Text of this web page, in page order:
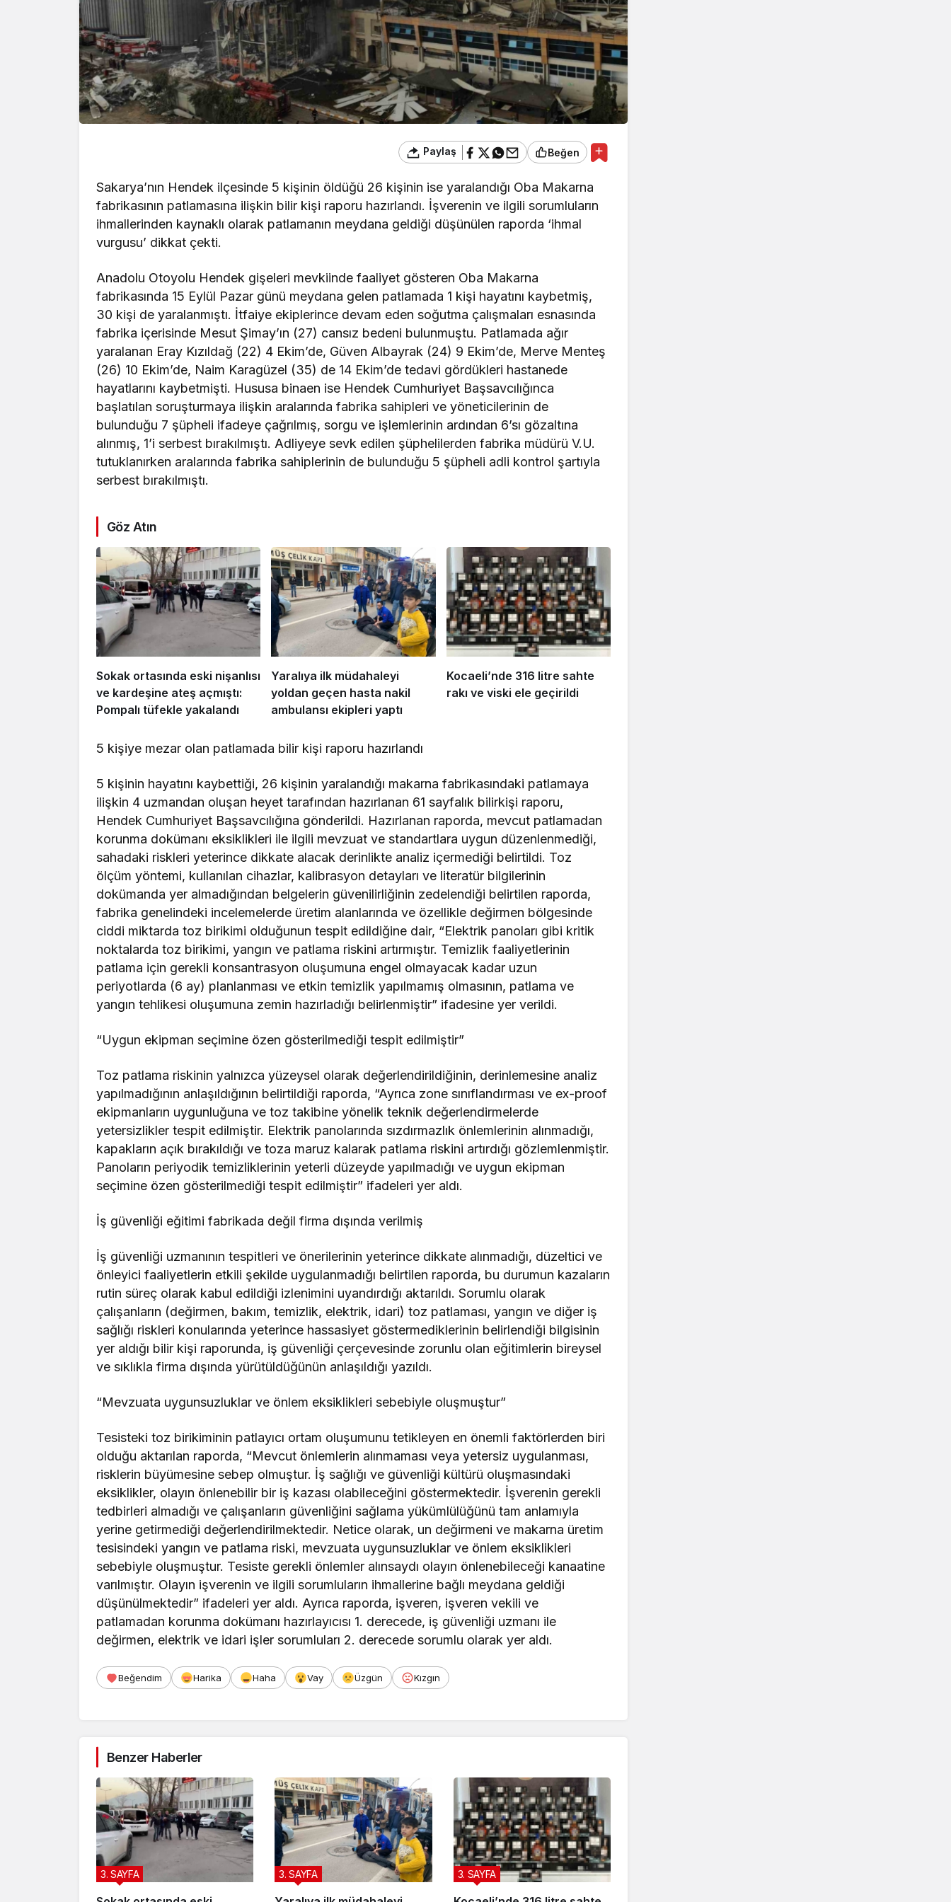
Paylaş Beğen
Sakarya’nın Hendek ilçesinde 5 kişinin öldüğü 26 kişinin ise yaralandığı Oba Makarna
fabrikasının patlamasına ilişkin bilir kişi raporu hazırlandı. İşverenin ve ilgili sorumluların
ihmallerinden kaynaklı olarak patlamanın meydana geldiği düşünülen raporda ‘ihmal
vurgusu’ dikkat çekti.
Anadolu Otoyolu Hendek gişeleri mevkiinde faaliyet gösteren Oba Makarna
fabrikasında 15 Eylül Pazar günü meydana gelen patlamada 1 kişi hayatını kaybetmiş,
30 kişi de yaralanmıştı. İtfaiye ekiplerince devam eden soğutma çalışmaları esnasında
fabrika içerisinde Mesut Şimay’ın (27) cansız bedeni bulunmuştu. Patlamada ağır
yaralanan Eray Kızıldağ (22) 4 Ekim’de, Güven Albayrak (24) 9 Ekim’de, Merve Menteş
(26) 10 Ekim’de, Naim Karagüzel (35) de 14 Ekim’de tedavi gördükleri hastanede
hayatlarını kaybetmişti. Hususa binaen ise Hendek Cumhuriyet Başsavcılığınca
başlatılan soruşturmaya ilişkin aralarında fabrika sahipleri ve yöneticilerinin de
bulunduğu 7 şüpheli ifadeye çağrılmış, sorgu ve işlemlerinin ardından 6’sı gözaltına
alınmış, 1’i serbest bırakılmıştı. Adliyeye sevk edilen şüphelilerden fabrika müdürü V.U.
tutuklanırken aralarında fabrika sahiplerinin de bulunduğu 5 şüpheli adli kontrol şartıyla
serbest bırakılmıştı.
Göz Atın
Sokak ortasında eski nişanlısı
ve kardeşine ateş açmıştı:
Pompalı tüfekle yakalandı
Yaralıya ilk müdahaleyi
yoldan geçen hasta nakil
ambulansı ekipleri yaptı
Kocaeli’nde 316 litre sahte
rakı ve viski ele geçirildi
5 kişiye mezar olan patlamada bilir kişi raporu hazırlandı
5 kişinin hayatını kaybettiği, 26 kişinin yaralandığı makarna fabrikasındaki patlamaya
ilişkin 4 uzmandan oluşan heyet tarafından hazırlanan 61 sayfalık bilirkişi raporu,
Hendek Cumhuriyet Başsavcılığına gönderildi. Hazırlanan raporda, mevcut patlamadan
korunma dokümanı eksiklikleri ile ilgili mevzuat ve standartlara uygun düzenlenmediği,
sahadaki riskleri yeterince dikkate alacak derinlikte analiz içermediği belirtildi. Toz
ölçüm yöntemi, kullanılan cihazlar, kalibrasyon detayları ve literatür bilgilerinin
dokümanda yer almadığından belgelerin güvenilirliğinin zedelendiği belirtilen raporda,
fabrika genelindeki incelemelerde üretim alanlarında ve özellikle değirmen bölgesinde
ciddi miktarda toz birikimi olduğunun tespit edildiğine dair, “Elektrik panoları gibi kritik
noktalarda toz birikimi, yangın ve patlama riskini artırmıştır. Temizlik faaliyetlerinin
patlama için gerekli konsantrasyon oluşumuna engel olmayacak kadar uzun
periyotlarda (6 ay) planlanması ve etkin temizlik yapılmamış olmasının, patlama ve
yangın tehlikesi oluşumuna zemin hazırladığı belirlenmiştir” ifadesine yer verildi.
“Uygun ekipman seçimine özen gösterilmediği tespit edilmiştir”
Toz patlama riskinin yalnızca yüzeysel olarak değerlendirildiğinin, derinlemesine analiz
yapılmadığının anlaşıldığının belirtildiği raporda, “Ayrıca zone sınıflandırması ve ex-proof
ekipmanların uygunluğuna ve toz takibine yönelik teknik değerlendirmelerde
yetersizlikler tespit edilmiştir. Elektrik panolarında sızdırmazlık önlemlerinin alınmadığı,
kapakların açık bırakıldığı ve toza maruz kalarak patlama riskini artırdığı gözlemlenmiştir.
Panoların periyodik temizliklerinin yeterli düzeyde yapılmadığı ve uygun ekipman
seçimine özen gösterilmediği tespit edilmiştir” ifadeleri yer aldı.
İş güvenliği eğitimi fabrikada değil firma dışında verilmiş
İş güvenliği uzmanının tespitleri ve önerilerinin yeterince dikkate alınmadığı, düzeltici ve
önleyici faaliyetlerin etkili şekilde uygulanmadığı belirtilen raporda, bu durumun kazaların
rutin süreç olarak kabul edildiği izlenimini uyandırdığı aktarıldı. Sorumlu olarak
çalışanların (değirmen, bakım, temizlik, elektrik, idari) toz patlaması, yangın ve diğer iş
sağlığı riskleri konularında yeterince hassasiyet göstermediklerinin belirlendiği bilgisinin
yer aldığı bilir kişi raporunda, iş güvenliği çerçevesinde zorunlu olan eğitimlerin bireysel
ve sıklıkla firma dışında yürütüldüğünün anlaşıldığı yazıldı.
“Mevzuata uygunsuzluklar ve önlem eksiklikleri sebebiyle oluşmuştur”
Tesisteki toz birikiminin patlayıcı ortam oluşumunu tetikleyen en önemli faktörlerden biri
olduğu aktarılan raporda, “Mevcut önlemlerin alınmaması veya yetersiz uygulanması,
risklerin büyümesine sebep olmuştur. İş sağlığı ve güvenliği kültürü oluşmasındaki
eksiklikler, olayın önlenebilir bir iş kazası olabileceğini göstermektedir. İşverenin gerekli
tedbirleri almadığı ve çalışanların güvenliğini sağlama yükümlülüğünü tam anlamıyla
yerine getirmediği değerlendirilmektedir. Netice olarak, un değirmeni ve makarna üretim
tesisindeki yangın ve patlama riski, mevzuata uygunsuzluklar ve önlem eksiklikleri
sebebiyle oluşmuştur. Tesiste gerekli önlemler alınsaydı olayın önlenebileceği kanaatine
varılmıştır. Olayın işverenin ve ilgili sorumluların ihmallerine bağlı meydana geldiği
düşünülmektedir” ifadeleri yer aldı. Ayrıca raporda, işveren, işveren vekili ve
patlamadan korunma dokümanı hazırlayıcısı 1. derecede, iş güvenliği uzmanı ile
değirmen, elektrik ve idari işler sorumluları 2. derecede sorumlu olarak yer aldı.
Beğendim Harika Haha Vay Üzgün Kızgın
Benzer Haberler
3. SAYFA 3. SAYFA 3. SAYFA